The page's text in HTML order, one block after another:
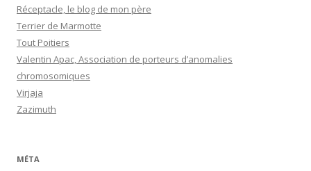
Réceptacle, le blog de mon père
Terrier de Marmotte
Tout Poitiers
Valentin Apac, Association de porteurs d’anomalies
chromosomiques
Virjaja
Zazimuth
MÉTA